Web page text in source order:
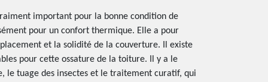
important pour la bonne condition de
pour un confort thermique. Elle a pour
et la solidité de la couverture. Il existe
pour cette ossature de la toiture. Il y a le
le tuage des insectes et le traitement curatif, qui